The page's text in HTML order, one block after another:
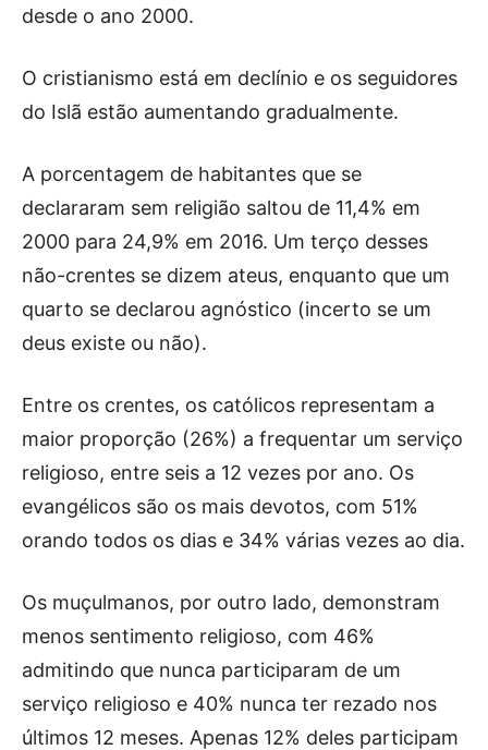
desde o ano 2000.
O cristianismo está em declínio e os seguidores
do Islã estão aumentando gradualmente.
A porcentagem de habitantes que se
declararam sem religião saltou de 11,4% em
2000 para 24,9% em 2016. Um terço desses
não-crentes se dizem ateus, enquanto que um
quarto se declarou agnóstico (incerto se um
deus existe ou não).
Entre os crentes, os católicos representam a
maior proporção (26%) a frequentar um serviço
religioso, entre seis a 12 vezes por ano. Os
evangélicos são os mais devotos, com 51%
orando todos os dias e 34% várias vezes ao dia.
Os muçulmanos, por outro lado, demonstram
menos sentimento religioso, com 46%
admitindo que nunca participaram de um
serviço religioso e 40% nunca ter rezado nos
últimos 12 meses. Apenas 12% deles participam